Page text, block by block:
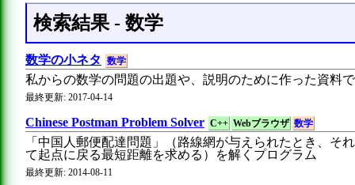
検索結果 - 数学
数学の小ネタ 数学
私からの数学の問題の出題や、説明のために作った資料
最終更新: 2017-04-14
Chinese Postman Problem Solver C++ Webブラウザ 数学
「中国人郵便配達問題」（路線網が与えられたとき、そ
て起点に戻る最短距離を求める）を解くプログラム
最終更新: 2014-08-11